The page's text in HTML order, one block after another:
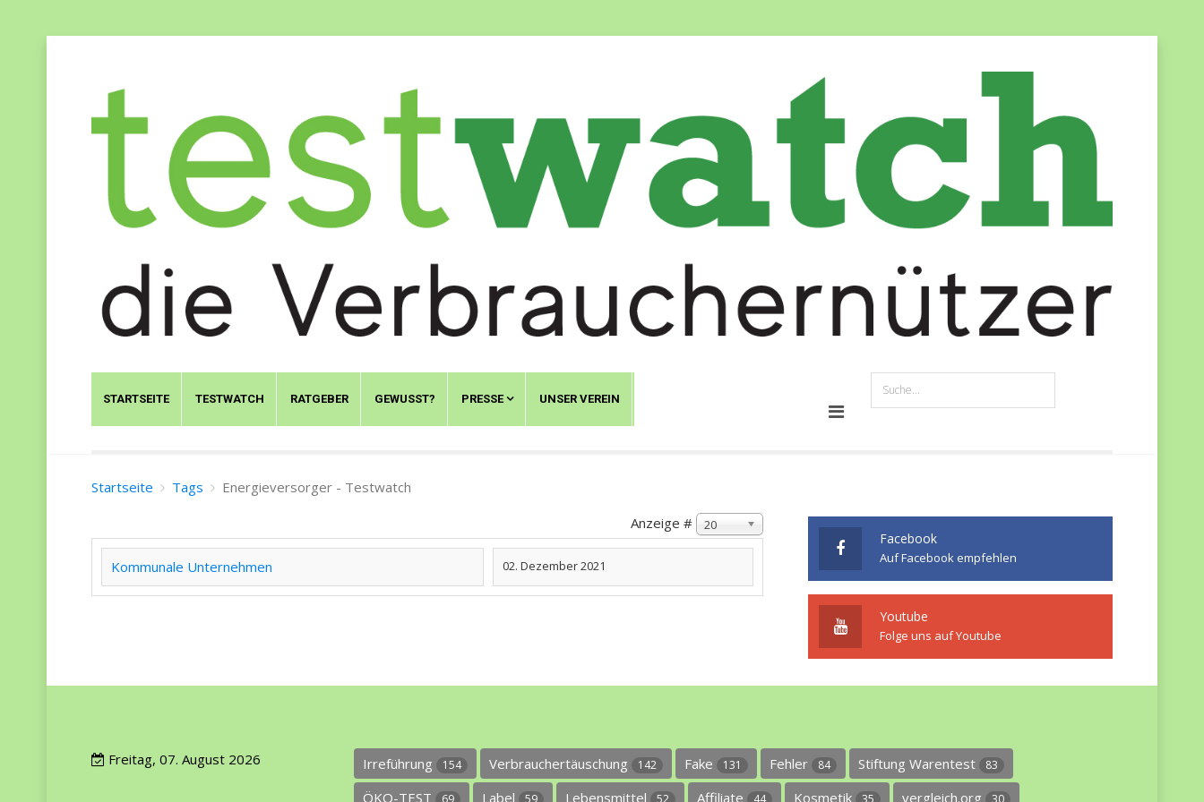
STARTSEITE TESTWATCH RATGEBER GEWUSST? PRESSE UNSER VEREIN
Startseite Tags
Energieversorger - Testwatch
Anzeige #
20
Kommunale Unternehmen 02. Dezember 2021
Facebook
Auf Facebook empfehlen
Youtube
Folge uns auf Youtube
Freitag, 07. August 2026 Irreführung 154 Verbrauchertäuschung 142 Fake 131 Fehler 84 Stiftung Warentest 83
ÖKO-TEST 69 Label 59 Lebensmittel 52 Affiliate 44 Kosmetik 35 vergleich.org 30